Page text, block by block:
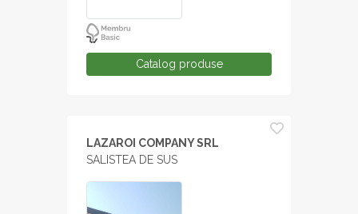
Catalog produse
LAZAROI COMPANY SRL
SALISTEA DE SUS